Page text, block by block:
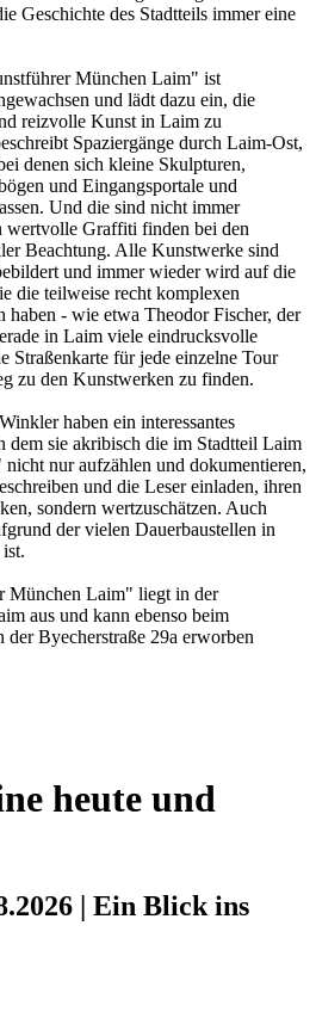
Geschichte des Stadtteils immer eine
München Laim" ist
und lädt dazu ein, die
reizvolle Kunst in Laim zu
Spaziergänge durch Laim-Ost,
denen sich kleine Skulpturen,
und Eingangsportale und
Und die sind nicht immer
wertvolle Graffiti finden bei den
Beachtung. Alle Kunstwerke sind
und immer wieder wird auf die
die teilweise recht komplexen
haben - wie etwa Theodor Fischer, der
in Laim viele eindrucksvolle
Straßenkarte für jede einzelne Tour
zu den Kunstwerken zu finden.
haben ein interessantes
dem sie akribisch die im Stadtteil Laim
nur aufzählen und dokumentieren,
und die Leser einladen, ihren
sondern wertzuschätzen. Auch
der vielen Dauerbaustellen in
München Laim" liegt in der
aus und kann ebenso beim
Byecherstraße 29a erworben
heute und
| Ein Blick ins